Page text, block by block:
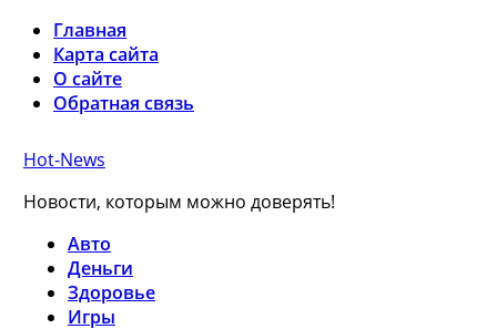
Главная
Карта сайта
О сайте
Обратная связь
Hot-News
Новости, которым можно доверять!
Авто
Деньги
Здоровье
Игры